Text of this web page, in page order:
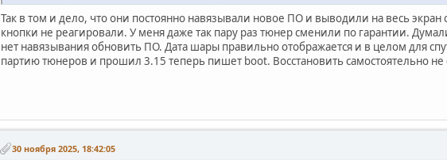
Так в том и дело, что они постоянно навязывали новое ПО и выводили на весь
кнопки не реагировали. У меня даже так пару раз тюнер сменили по гарантии.
нет навязывания обновить ПО. Дата шары правильно отображается и в целом для
партию тюнеров и прошил 3.15 теперь пишет boot. Восстановить самостоятельно не
30 ноября 2025, 18:42:05